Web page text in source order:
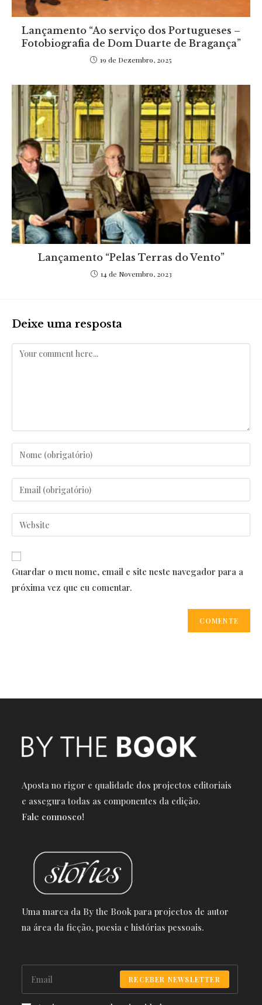
Lançamento “Ao serviço dos Portugueses –
Fotobiografia de Dom Duarte de Bragança”
19 de Dezembro, 2025
Lançamento “Pelas Terras do Vento”
14 de Novembro, 2023
Deixe uma resposta
Comentar
Enter
your
name
or
username
Enter
your
email
address
comment
Enter
your
website
URL
(optional)
Guardar o meu nome, email e site neste navegador para a
próxima vez que eu comentar.
Aposta no rigor e qualidade dos projectos editoriais
e assegura todas as componentes da edição.
Fale connosco!
Uma marca da By the Book para projectos de autor
na área da ficção, poesia e histórias pessoais.
RECEBER NEWSLETTER